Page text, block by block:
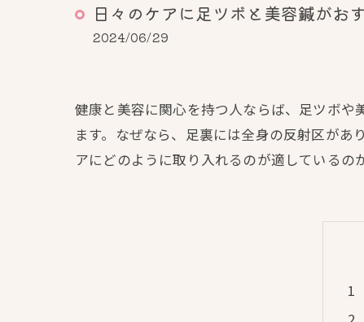
日々のケアに足ツボと美容鍼がお
2024/06/29
健康と美容に関心を持つ人ならば、足ツボ
ます。なぜなら、足裏には全身の反射区が
アにどのように取り入れるのが適しているの